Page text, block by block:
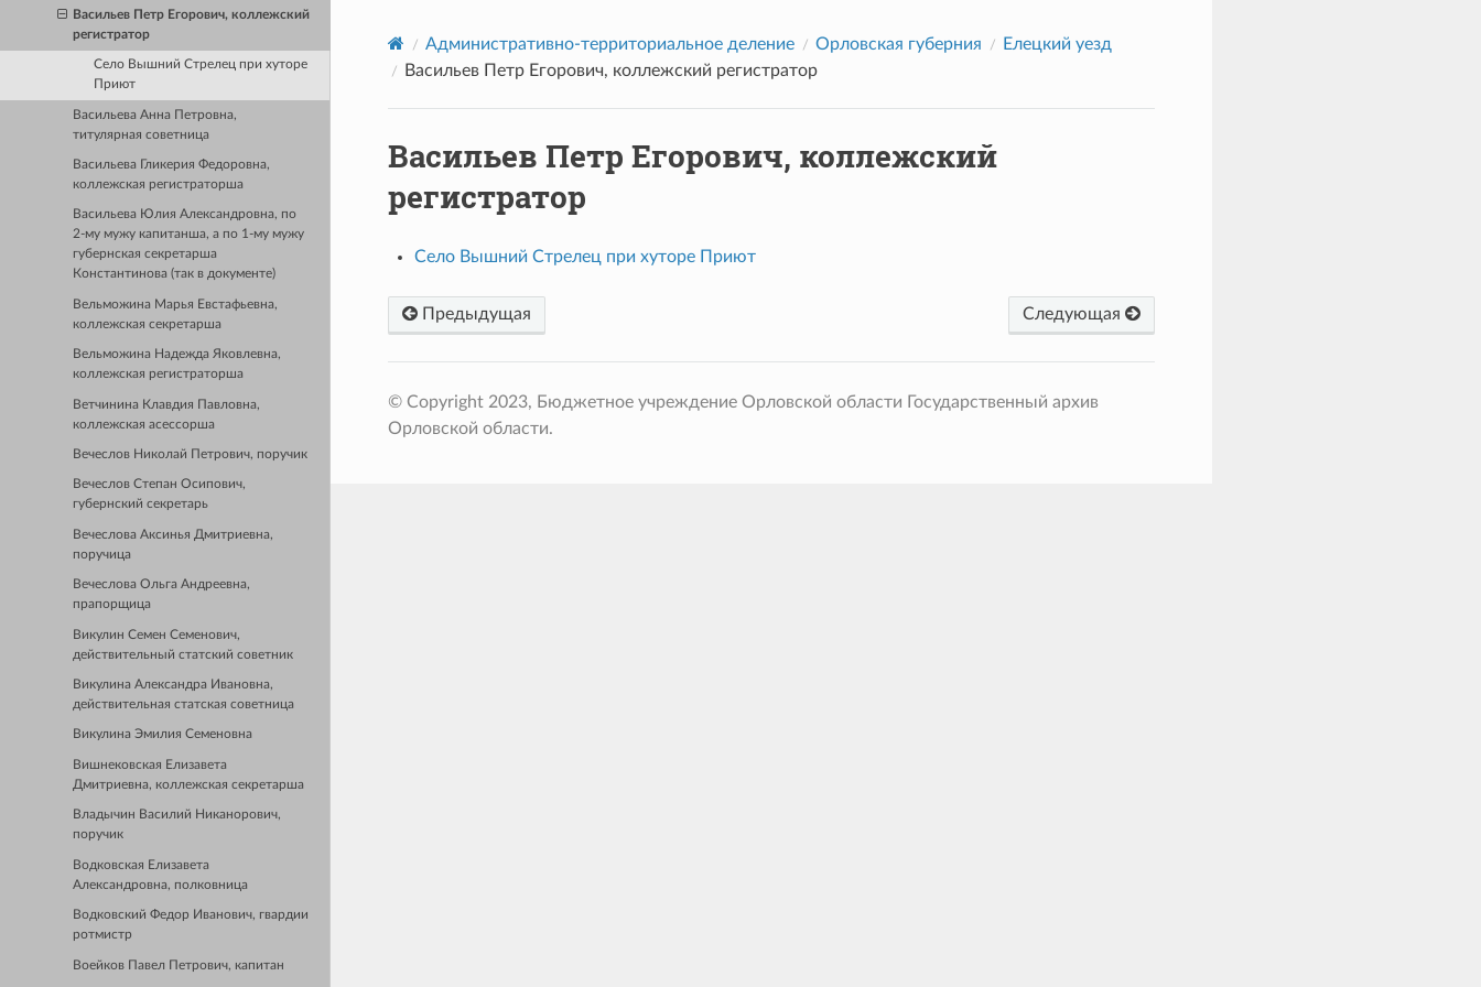
Васильев Петр Егорович, коллежский
регистратор
Село Вышний Стрелец при хуторе
Приют
Васильева Анна Петровна,
титулярная советница
Васильева Гликерия Федоровна,
коллежская регистраторша
Васильева Юлия Александровна, по
2-му мужу капитанша, а по 1-му мужу
губернская секретарша
Константинова (так в документе)
Вельможина Марья Евстафьевна,
коллежская секретарша
Вельможина Надежда Яковлевна,
коллежская регистраторша
Ветчинина Клавдия Павловна,
коллежская асессорша
Вечеслов Николай Петрович, поручик
Вечеслов Степан Осипович,
губернский секретарь
Вечеслова Аксинья Дмитриевна,
поручица
Вечеслова Ольга Андреевна,
прапорщица
Викулин Семен Семенович,
действительный статский советник
Викулина Александра Ивановна,
действительная статская советница
Викулина Эмилия Семеновна
Вишнековская Елизавета
Дмитриевна, коллежская секретарша
Владычин Василий Никанорович,
поручик
Водковская Елизавета
Александровна, полковница
Водковский Федор Иванович, гвардии
ротмистр
Воейков Павел Петрович, капитан
Административно-территориальное деление Орловская губерния
Елецкий уезд
Васильев Петр Егорович, коллежский регистратор
Васильев Петр Егорович, коллежский
регистратор
Село Вышний Стрелец при хуторе Приют
Предыдущая Следующая
© Copyright 2023, Бюджетное учреждение Орловской области Государственный архив
Орловской области.